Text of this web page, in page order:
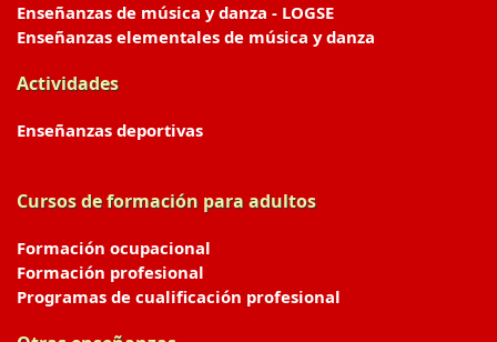
Enseñanzas de música y danza - LOGSE
Enseñanzas elementales de música y danza
Actividades
Enseñanzas deportivas
Cursos de formación para adultos
Formación ocupacional
Formación profesional
Programas de cualificación profesional